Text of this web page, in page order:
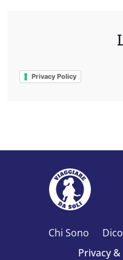
Privacy Policy
Chi Sono
Privacy